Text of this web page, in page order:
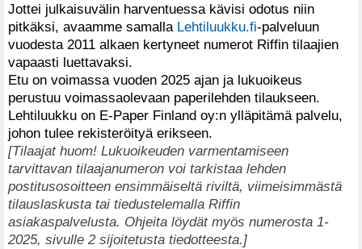
Jottei julkaisuvälin harventuessa kävisi odotus niin
pitkäksi, avaamme samalla Lehtiluukku.fi-palveluun
vuodesta 2011 alkaen kertyneet numerot Riffin tilaajien
vapaasti luettavaksi.
Etu on voimassa vuoden 2025 ajan ja lukuoikeus
perustuu voimassaolevaan paperilehden tilaukseen.
Lehtiluukku on E-Paper Finland oy:n ylläpitämä palvelu,
johon tulee rekisteröityä erikseen.
[Tilaajat huom! Lukuoikeuden varmentamiseen
tarvittavan tilaajanumeron voi tarkistaa lehden
postitusosoitteen ensimmäiseltä riviltä, viimeisimmästä
tilauslaskusta tai tiedustelemalla Riffin
asiakaspalvelusta. Ohjeita löydät myös numerosta 1-
2025, sivulle 2 sijoitetusta tiedotteesta.]